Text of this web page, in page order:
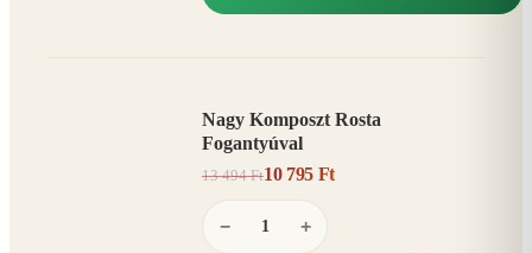
Nagy Komposzt Rosta
Fogantyúval
13 494 Ft10 795 Ft
− +